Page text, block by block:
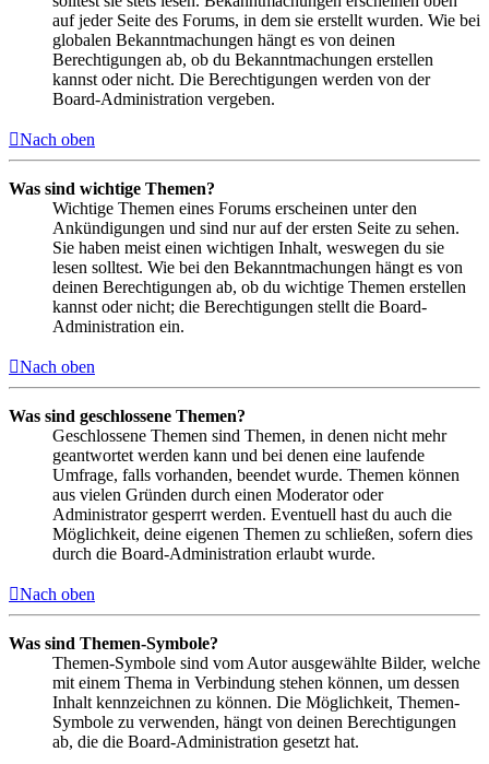
auf jeder Seite des Forums, in dem sie erstellt wurden. Wie bei
globalen Bekanntmachungen hängt es von deinen
Berechtigungen ab, ob du Bekanntmachungen erstellen
kannst oder nicht. Die Berechtigungen werden von der
Board-Administration vergeben.
Nach oben
Was sind wichtige Themen?
Wichtige Themen eines Forums erscheinen unter den
Ankündigungen und sind nur auf der ersten Seite zu sehen.
Sie haben meist einen wichtigen Inhalt, weswegen du sie
lesen solltest. Wie bei den Bekanntmachungen hängt es von
deinen Berechtigungen ab, ob du wichtige Themen erstellen
kannst oder nicht; die Berechtigungen stellt die Board-
Administration ein.
Nach oben
Was sind geschlossene Themen?
Geschlossene Themen sind Themen, in denen nicht mehr
geantwortet werden kann und bei denen eine laufende
Umfrage, falls vorhanden, beendet wurde. Themen können
aus vielen Gründen durch einen Moderator oder
Administrator gesperrt werden. Eventuell hast du auch die
Möglichkeit, deine eigenen Themen zu schließen, sofern dies
durch die Board-Administration erlaubt wurde.
Nach oben
Was sind Themen-Symbole?
Themen-Symbole sind vom Autor ausgewählte Bilder, welche
mit einem Thema in Verbindung stehen können, um dessen
Inhalt kennzeichnen zu können. Die Möglichkeit, Themen-
Symbole zu verwenden, hängt von deinen Berechtigungen
ab, die die Board-Administration gesetzt hat.